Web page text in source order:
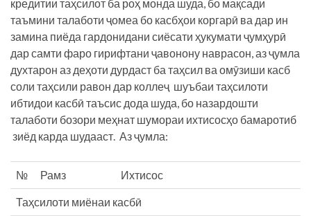
кредитии таҳсилот ба роҳ монда шуда, бо мақсади
таъмини талаботи ҷомеа бо касбҳои коргарӣ ва дар ин
замина пиёда гардонидани сиёсати ҳукумати ҷумҳурӣ
дар самти фаро гирифтани ҷавонону наврасон, аз ҷумла
духтарон аз деҳоти дурдаст ба таҳсил ва омӯзиши касб
соли таҳсили равон дар коллеҷ шуъбаи таҳсилоти
ибтидои касбӣ таъсис дода шуда, бо назардошти
талаботи бозори меҳнат шумораи ихтисосҳо бамаротиб
зиёд карда шудааст. Аз ҷумла:
№ Рамз Ихтисос
Таҳсилоти миёнаи касбӣ